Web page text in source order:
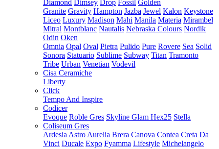
Diamond Dimsey Drop Fossil Golden
Granite Gravity Hampton Jazba Jewel Kalon Keystone
Liceo Luxury Madison Mahi Manila Materia Mirambel
Mitral Montblanc Nautalis Nebraska Colours Nordik
Odin Oken
Omnia Opal Oval Pietra Pulido Pure Rovere Sea Solid
Sonora Statuario Sublime Subway Titan Tramonto
Tribe Urban Venetian Vodevil
Cisa Ceramiche
Liberty
Click
Tempo And Inspire
Codicer
Evoque Roble Gres Skyline Glam Hex25 Stella
Coliseum Gres
Ardesia Astro Aurelia Brera Canova Contea Creta Da
Vinci Ducale Expo Fyamma Lifestyle Michelangelo